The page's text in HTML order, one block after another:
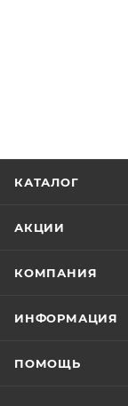
КАТАЛОГ
АКЦИИ
КОМПАНИЯ
ИНФОРМАЦИЯ
ПОМОЩЬ